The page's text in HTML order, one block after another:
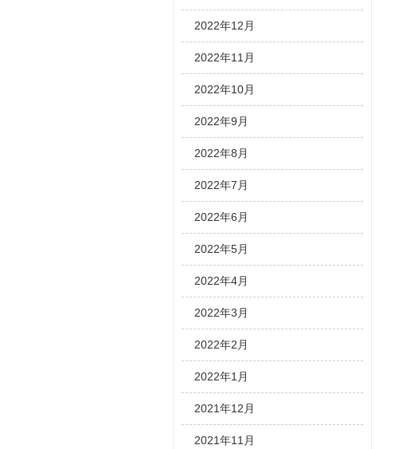
2022年12月
2022年11月
2022年10月
2022年9月
2022年8月
2022年7月
2022年6月
2022年5月
2022年4月
2022年3月
2022年2月
2022年1月
2021年12月
2021年11月